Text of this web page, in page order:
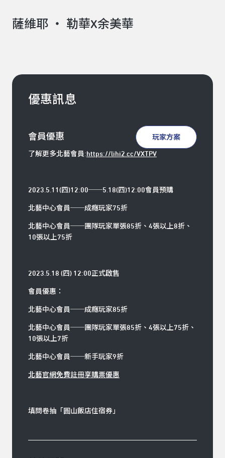
薩維耶 ‧ 勒華X余美華
優惠訊息
會員優惠
了解更多北藝會員:https://lihi2.cc/VXTPV
2023.5.11( 四 )12:00──5.18( 四 )12:00會員預購
北藝中心會員──成癮玩家75折
北藝中心會員──團隊玩家單張85折、4張以上8折、
10張以上75折
2023.5.18 ( 四 ) 12:00正式啟售
會員優惠：
北藝中心會員──成癮玩家85折
北藝中心會員──團隊玩家單張85折、4張以上75折、
10張以上7折
北藝中心會員──新手玩家9折
北藝官網免費註冊享購票優惠
填問卷抽「圓山飯店住宿券」
玩家方案